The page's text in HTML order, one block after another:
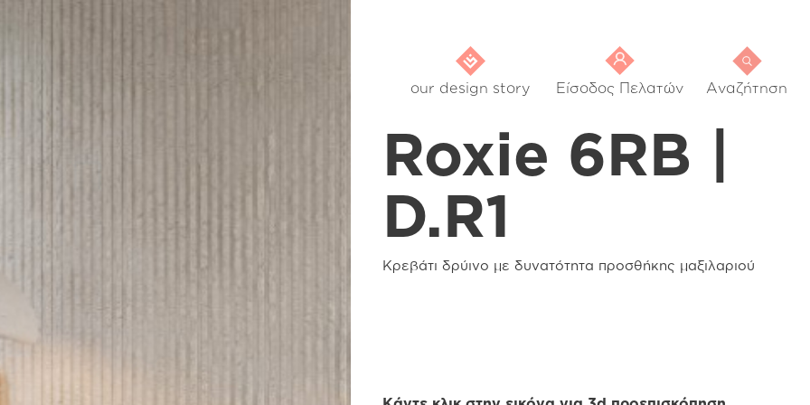
our design story Είσοδος Πελατών Αναζήτηση
Roxie 6RB |
D.R1
Κρεβάτι δρύινο με δυνατότητα προσθήκης μαξιλαριού